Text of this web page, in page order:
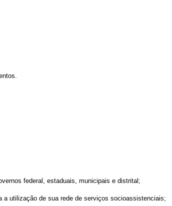
federal, estaduais, municipais e distrital;
utilização de sua rede de serviços socioassistenciais;